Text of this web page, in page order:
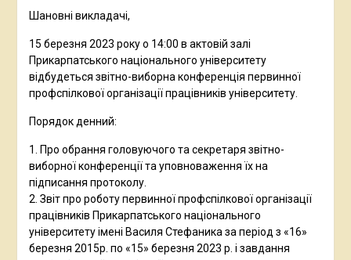
Шановні викладачі,
15 березня 2023 року о 14:00 в актовій залі
Прикарпатського національного університету
відбудеться звітно-виборна конференція первинної
профспілкової організації працівників університету.
Порядок денний:
1. Про обрання головуючого та секретаря звітно-
виборної конференції та уповноваження їх на
підписання протоколу.
2. Звіт про роботу первинної профспілкової організації
працівників Прикарпатського національного
університету імені Василя Стефаника за період з «16»
березня 2015р. по «15» березня 2023 р. і завдання